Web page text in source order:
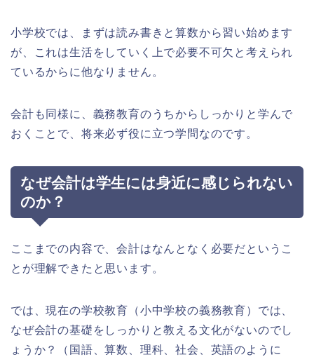
小学校では、まずは読み書きと算数から習い始めます
が、これは生活をしていく上で必要不可欠と考えられ
ているからに他なりません。
会計も同様に、義務教育のうちからしっかりと学んで
おくことで、将来必ず役に立つ学問なのです。
なぜ会計は学生には身近に感じられない
のか？
ここまでの内容で、会計はなんとなく必要だというこ
とが理解できたと思います。
では、現在の学校教育（小中学校の義務教育）では、
なぜ会計の基礎をしっかりと教える文化がないのでし
ょうか？（国語、算数、理科、社会、英語のように